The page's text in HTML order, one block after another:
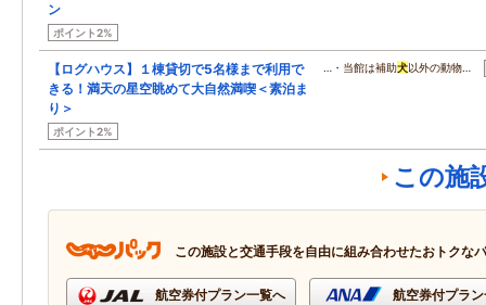
ン
ポイント2%
【ログハウス】１棟貸切で5名様まで利用で
きる！満天の星空眺めて大自然満喫＜素泊ま
り＞
ポイント2%
…・当館は補助犬以外の動物…
この施
この施設と交通手段を自由に組み合わせたおトクな
航空券付プラン一覧へ 航空券付プラ